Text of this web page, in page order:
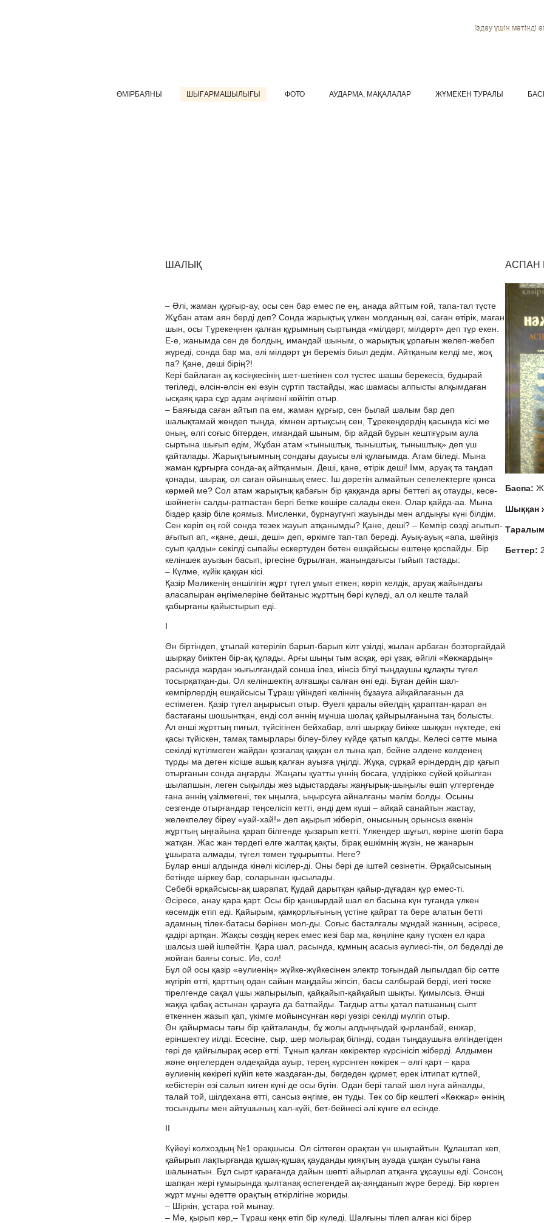
Іздеу үшін мәтінді
ӨМІРБАЯНЫ ШЫҒАРМАШЫЛЫҒЫ ФОТО АУДАРМА, МАҚАЛАЛАР ЖҰМЕКЕН ТУРАЛЫ
ШАЛЫҚ
– Әлі, жаман құрғыр-ау, осы сен бар емес пе ең, анада айттым ғой, тапа-тал түсте
Жұбан атам аян берді деп? Сонда жарықтық үлкен молданың өзі, саған өтірік, маған
шын, осы Тұрекеңнен қалған құрымның сыртында «мілдәрт, мілдәрт» деп тұр екен.
Е-е, жанымда сен де болдың, имандай шыным, о жарықтық ұрпағын желеп-жебеп
жүреді, сонда бар ма, әлі мілдәрт ұн береміз биыл дедім. Айтқаным келді ме, жоқ
па? Қане, деші бірің?!
Кері байлаған ақ кәсіңкесінің шет-шетінен сол түстес шашы берекесіз, будырай
төгіледі, әлсін-әлсін екі езуін сүртіп тастайды, жас шамасы алпысты алқымдаған
ысқаяқ қара сұр адам әңгімені көйітіп отыр.
– Баяғыда саған айтып па ем, жаман құрғыр, сен былай шалым бар деп
шалықтамай жөндеп тыңда, кімнен артықсың сен, Тұрекеңдердің қасында кісі ме
оның, әлгі соғыс бітерден, имандай шыным, бір айдай бұрын кештіғұрым аула
сыртына шығып едім, Жұбан атам «тыныштық, тыныштық, тыныштық» деп үш
қайталады. Жарықтығымның сондағы дауысы әлі құлағымда. Атам біледі. Мына
жаман құрғырға сонда-ақ айтқанмын. Деші, қане, өтірік деші! Імм, аруақ та таңдап
қонады, шырақ, ол саған ойыншық емес. Іш дәретін алмайтын сепелектерге қонса
көрмей ме? Сол атам жарықтық қабағын бір қаққанда арғы беттегі ақ отауды, кесе-
шәйнегін салды-ратпастан бергі бетке көшіре салады екен. Олар қайда-аа. Мына
біздер қазір біле қоямыз. Мисленки, бұрнаугүнгі жауынды мен алдыңғы күні білдім.
Сен көріп ең ғой сонда тезек жауып атқанымды? Қане, деші? – Кемпір сөзді ағытып-
ағытып ап, «қане, деші, деші» деп, әркімге тап-тап береді. Ауық-ауық «апа, шәйіңіз
суып қалды» секілді сыпайы ескертуден бөтен ешқайсысы ештеңе қоспайды. Бір
келіншек ауызын басып, іргесіне бұрылған, жанындағысы тыйып тастады:
– Күлме, күйік қаққан кісі.
Қазір Мәликенің әншілігін жұрт түгел ұмыт еткен; көріп келдік, аруақ жайындағы
аласапыран әңгімелеріне бейтаныс жұрттың бәрі күледі, ал ол кеште талай
қабырғаны қайыстырып еді.
І
Ән біртіндеп, ұтылай көтеріліп барып-барып кілт үзілді, жылан арбаған бозторғайдай
шырқау биіктен бір-ақ құлады. Арғы шыңы тым асқақ, әрі ұзақ, әйгілі «Көкжардың»
расында жардан жығылғандай сонша ілез, иінсіз бітуі тыңдаушы құлақты түгел
тосырқатқан-ды. Ол келіншектің алғашқы салған әні еді. Бұған дейін шал-
кемпірлердің ешқайсысы Тұраш үйіндегі келіннің бұзауға айқайлағанын да
естімеген. Қазір түгел аңырысып отыр. Әуелі қаралы әйелдің қараптан-қарап ән
бастағаны шошынтқан, енді сол әннің мұнша шолақ қайырылғанына таң болысты.
Ал әнші жұрттың пиғыл, түйсігінен бейхабар, әлгі шырқау биікке шыққан нүктеде, екі
қасы түйіскен, тамақ тамырлары білеу-білеу күйде қатып қалды. Келесі сәтте мына
секілді күтілмеген жайдан қозғалақ қаққан ел тына қап, бейне әлдене көлденең
тұрды ма деген кісіше ашық қалған ауызға үңілді. Жұқа, сұрқай еріндердің дір қағып
отырғанын сонда аңғарды. Жаңағы қуатты үннің босаға, үлдірікке сүйей қойылған
шылапшын, леген сықылды жез ыдыстардағы жаңғырық-шыңылы өшіп үлгергенде
ғана әннің үзілмегені, тек ыңылға, ыңырсуға айналғаны мәлім болды. Осыны
сезгенде отырғандар теңселісіп кетті, әнді дем күші – айқай санайтын жастау,
желөкпелеу біреу «уай-хай!» деп ақырып жіберіп, онысының орынсыз екенін
жұрттың ыңғайына қарап білгенде қызарып кетті. Үлкендер шұғыл, көріне шөгіп бара
жатқан. Жас жан төрдегі елге жалтақ қақты, бірақ ешкімнің жүзін, не жанарын
ұшырата алмады, түгел төмен тұқырыпты. Неге?
Бұлар әнші алдында кінәлі кісілер-ді. Оны бәрі де іштей сезінетін. Әрқайсысының
бетінде шіркеу бар, соларынан қысылады.
Себебі әрқайсысы-ақ шарапат, Құдай дарытқан қайыр-дұғадан құр емес-ті.
Әсіресе, анау қара қарт. Осы бір қаншырдай шал ел басына күн туғанда үлкен
көсемдік етіп еді. Қайырым, қамқорлығының үстіне қайрат та бере алатын бетті
адамның тілек-батасы бәрінен мол-ды. Соғыс басталғалы мұндай жанның, әсіресе,
қадірі артқан. Жақсы сөздің керек емес кезі бар ма, көңіліне қаяу түскен ел қара
шалсыз шәй ішпейтін. Қара шал, расында, құмның асасыз әулиесі-тін, ол беделді де
жойған баяғы соғыс. Иә, сол!
Бұл ой осы қазір «әулиенің» жүйке-жүйкесінен электр тоғындай лыпылдап бір сәтте
жүгіріп өтті, қарттың одан сайын маңдайы жіпсіп, басы салбырай берді, иегі төске
тірелгенде сақал ұшы жапырылып, қайқайып-қайқайып шықты. Қимылсыз. Әнші
жаққа қабақ астынан қарауға да батпайды. Тағдыр атты қатал патшаның сылт
еткеннен жазып қап, үкімге мойынсұнған кәрі уәзірі секілді мүлгіп отыр.
Ән қайырмасы тағы бір қайталанды, бұ жолы алдыңғыдай қырланбай, енжар,
еріншектеу иілді. Есесіне, сыр, шер молырақ білінді, содан тыңдаушыға әлгіндегіден
гөрі де қайғылырақ әсер етті. Тұнып қалған көкіректер күрсінісіп жіберді. Алдымен
және өңгелерден әлдеқайда ауыр, терең күрсінген көкірек – әлгі қарт – қара
әулиенің көкірегі күйіп кете жаздаған-ды, бөгдеден құрмет, ерек ілтипат күтпей,
кебістерін өзі салып киген күні де осы бүгін. Одан бері талай шөл нуға айналды,
талай той, шілдехана өтті, сансыз әңгіме, ән туды. Тек со бір кештегі «Көкжар» әнінің
тосындығы мен айтушының хал-күйі, бет-бейнесі әлі күнге ел есінде.
ІІ
Күйеуі колхоздың №1 орақшысы. Ол сілтеген орақтан үн шықпайтын. Құлаштап кеп,
қайырып лақтырғанда құшақ-құшақ қауданды қияқтың ауада ұшқан суылы ғана
шалынатын. Бұл сырт қарағанда дайын шөпті айырлап атқанға ұқсаушы еді. Сонсоң
шапқан жері ғұмырында қылтанақ өспегендей ақ-аяңданып жүре береді. Бір көрген
жұрт мұны әдетте орақтың өткірлігіне жориды.
– Шіркін, ұстара ғой мынау.
– Мә, қырып көр,– Тұраш кеңк етіп бір күледі. Шалғыны тілеп алған кісі бірер
АСПАН
Баспа:
Беттер: